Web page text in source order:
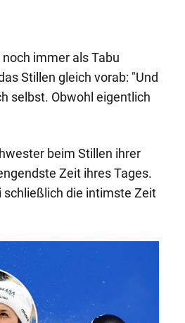
immer als Tabu
Stillen gleich vorab: "Und
selbst. Obwohl eigentlich
beim Stillen ihrer
Zeit ihres Tages.
schließlich die intimste Zeit